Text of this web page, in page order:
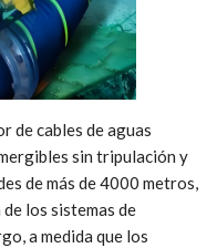
de cables de aguas
sin tripulación y
de más de 4000 metros,
los sistemas de
a medida que los